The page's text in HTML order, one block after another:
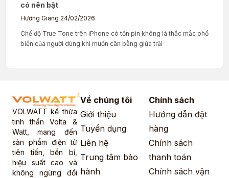
có nên bật
Hương Giang 24/02/2026
Chế độ True Tone trên iPhone có tốn pin không là thắc mắc phổ
biến của người dùng khi muốn cân bằng giữa trải
VOLWATT kế thừa
tinh thần Volta &
Watt, mang đến
sản phẩm điện tử
tiên tiến, bền bỉ,
hiệu suất cao và
không ngừng đổi
Về chúng tôi
Giới thiệu
Tuyển dụng
Liên hệ
Trung tâm bảo
hành
Chính sách
Hướng dẫn đặt
hàng
Chính sách
thanh toán
Chính sách vận